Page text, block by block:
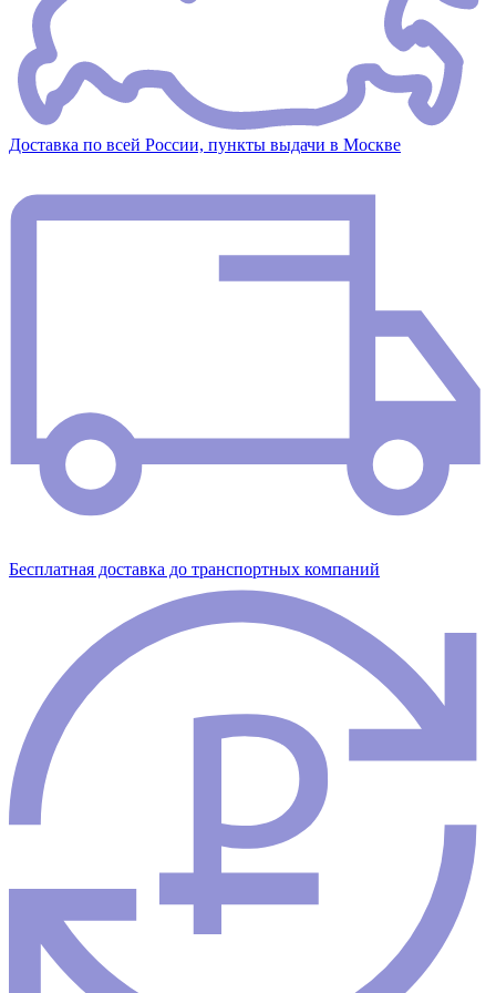
Доставка по всей России, пункты выдачи в Москве
Бесплатная доставка до транспортных компаний